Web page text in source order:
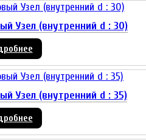
Узел (внутренний d : 30)
Узел (внутренний d : 35)